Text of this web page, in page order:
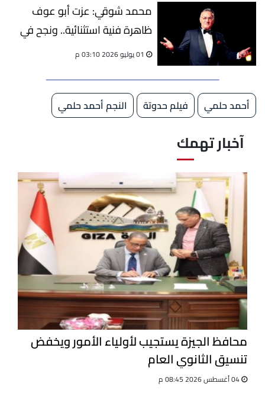
محمد شوقي: عزت أبو عوف
ظاهرة فنية استثنائية.. ونجح في
الطب والموسيقى والتمثيل
01 يوليو 2026 03:10 م
أحمد حلمي فيلم حدوتة النجم أحمد حلمي
آخبار تهمك
محافظ الجيزة يستجيب لأولياء الأمور ويخفض
تنسيق الثانوي العام